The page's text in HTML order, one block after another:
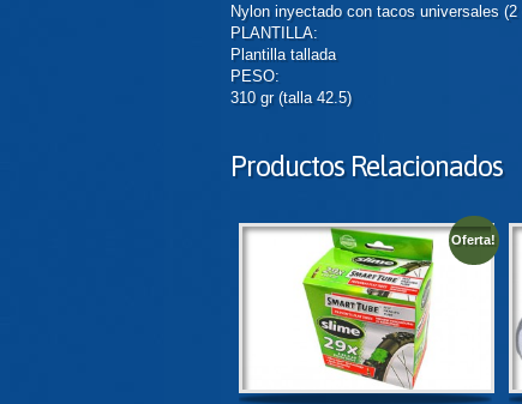
Nylon inyectado con tacos universales (2
PLANTILLA:
Plantilla tallada
PESO:
310 gr (talla 42.5)
Productos Relacionados
Oferta!